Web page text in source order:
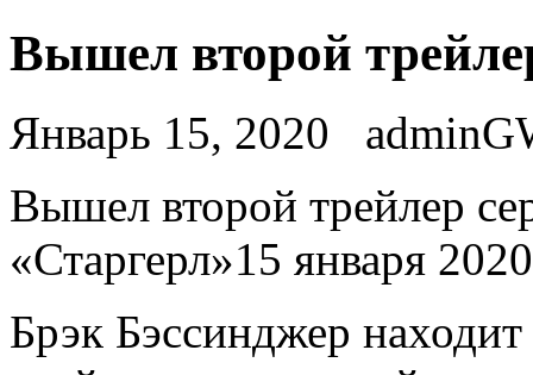
Вышел второй
Январь 15, 2020
Вышeл второй трейлер
«Старгерл»15 января
Брэк Бэссинджер